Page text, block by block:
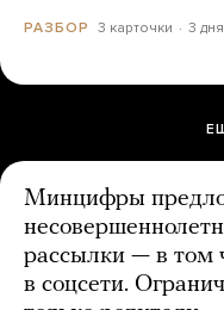
РАЗБОР 3 карточки 3
Минцифры
рассылки — в том
в соцсети.